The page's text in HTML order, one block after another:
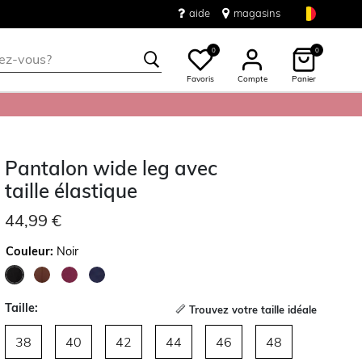
aide magasins
0
Favoris Compte
0
Panier
Pantalon wide leg avec
taille élastique
44,99 €
Couleur: Noir
Taille: Trouvez votre taille idéale
38 40 42 44 46 48